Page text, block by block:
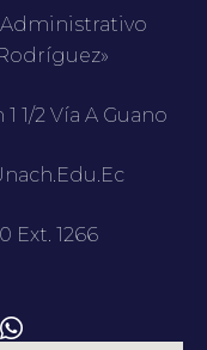
Administrativo
1/2 Vía A Guano
Ext. 1266